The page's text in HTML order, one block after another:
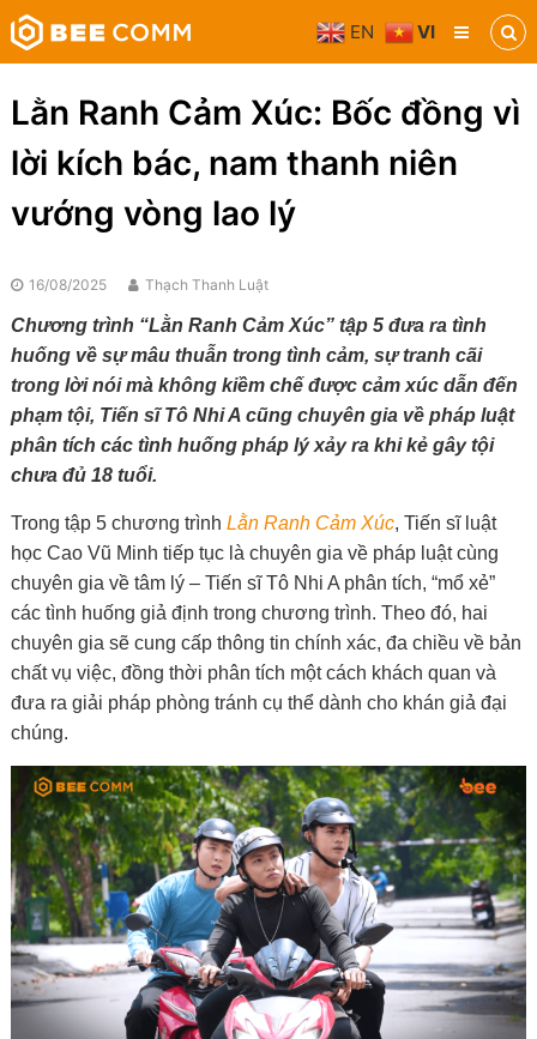
Skip
to
content
Bee
Comm
Truyền
thông
phương
tiện
Lằn Ranh Cảm Xúc: Bốc đồng vì
lời kích bác, nam thanh niên
vướng vòng lao lý
16/08/2025 Thạch Thanh Luật
Chương trình “Lằn Ranh Cảm Xúc” tập 5 đưa ra tình
huống về sự mâu thuẫn trong tình cảm, sự tranh cãi
trong lời nói mà không kiềm chế được cảm xúc dẫn đến
phạm tội, Tiến sĩ Tô Nhi A cũng chuyên gia về pháp luật
phân tích các tình huống pháp lý xảy ra khi kẻ gây tội
chưa đủ 18 tuổi.
Trong tập 5 chương trình Lằn Ranh Cảm Xúc, Tiến sĩ luật
học Cao Vũ Minh tiếp tục là chuyên gia về pháp luật cùng
chuyên gia về tâm lý – Tiến sĩ Tô Nhi A phân tích, “mổ xẻ”
các tình huống giả định trong chương trình. Theo đó, hai
chuyên gia sẽ cung cấp thông tin chính xác, đa chiều về bản
chất vụ việc, đồng thời phân tích một cách khách quan và
đưa ra giải pháp phòng tránh cụ thể dành cho khán giả đại
chúng.
EN VI